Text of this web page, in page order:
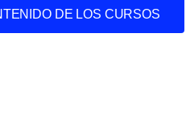
DE LOS CURSOS